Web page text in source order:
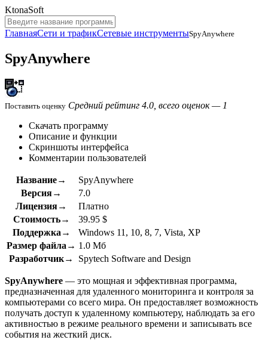
KtonaSoft
ГлавнаяСети и трафикСетевые инструментыSpyAnywhere
SpyAnywhere
Поставить оценку Средний рейтинг 4.0, всего оценок — 1
Скачать программу
Описание и функции
Скриншоты интерфейса
Комментарии пользователей
Название→
SpyAnywhere
Версия→
7.0
Лицензия→
Платно
Стоимость→
39.95 $
Поддержка→
Windows 11, 10, 8, 7, Vista, XP
Размер файла→ 1.0 Мб
Разработчик→
Spytech Software and Design
SpyAnywhere — это мощная и эффективная программа,
предназначенная для удаленного мониторинга и контроля за
компьютерами со всего мира. Он предоставляет возможность
получать доступ к удаленному компьютеру, наблюдать за его
активностью в режиме реального времени и записывать все
события на жесткий диск.